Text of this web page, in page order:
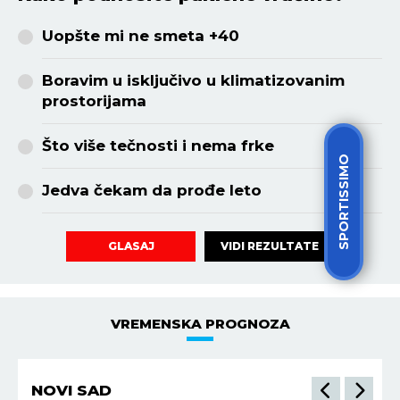
SPORTISSIMO
Uopšte mi ne smeta +40
Boravim u isključivo u klimatizovanim
prostorijama
Što više tečnosti i nema frke
Jedva čekam da prođe leto
GLASAJ VIDI REZULTATE
VREMENSKA PROGNOZA
NIŠ